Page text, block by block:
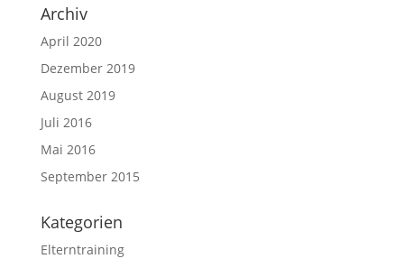
Archiv
April 2020
Dezember 2019
August 2019
Juli 2016
Mai 2016
September 2015
Kategorien
Elterntraining